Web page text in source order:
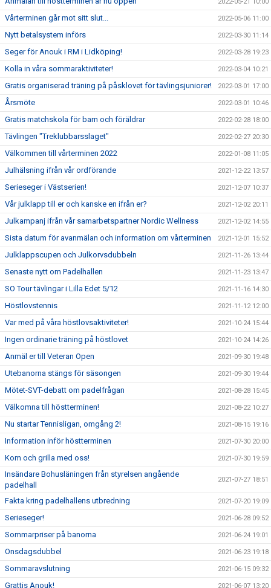
Vårterminen går mot sitt slut... 2022-05-06 11:00
Nytt betalsystem införs 2022-03-30 11:14
Seger för Anouk i RM i Lidköping! 2022-03-28 19:23
Kolla in våra sommaraktiviteter! 2022-03-04 10:21
Gratis organiserad träning på påsklovet för tävlingsjuniorer! 2022-03-01 17:00
Årsmöte 2022-03-01 10:46
Gratis matchskola för barn och föräldrar 2022-02-28 18:00
Tävlingen "Treklubbarsslaget" 2022-02-27 20:30
Välkommen till vårterminen 2022 2022-01-08 11:05
Julhälsning ifrån vår ordförande 2021-12-22 13:57
Serieseger i Västserien! 2021-12-07 10:37
Vår julklapp till er och kanske en ifrån er? 2021-12-02 20:11
Julkampanj ifrån vår samarbetspartner Nordic Wellness 2021-12-02 14:55
Sista datum för avanmälan och information om vårterminen 2021-12-01 15:52
Julklappscupen och Julkorvsdubbeln 2021-11-26 13:44
Senaste nytt om Padelhallen 2021-11-23 13:47
SO Tour tävlingar i Lilla Edet 5/12 2021-11-16 14:30
Höstlovstennis 2021-11-12 12:00
Var med på våra höstlovsaktiviteter! 2021-10-24 15:44
Ingen ordinarie träning på höstlovet 2021-10-24 14:26
Anmäl er till Veteran Open 2021-09-30 19:48
Utebanorna stängs för säsongen 2021-09-30 19:44
Mötet-SVT-debatt om padelfrågan 2021-08-28 15:45
Välkomna till höstterminen! 2021-08-22 10:27
Nu startar Tennisligan, omgång 2! 2021-08-15 19:16
Information inför höstterminen 2021-07-30 20:00
Kom och grilla med oss! 2021-07-30 19:59
Insändare Bohusläningen från styrelsen angående
padelhall
2021-07-27 18:51
Fakta kring padelhallens utbredning 2021-07-20 19:09
Serieseger! 2021-06-28 09:52
Sommarpriser på banorna 2021-06-24 19:01
Onsdagsdubbel 2021-06-23 19:18
Sommaravslutning 2021-06-15 09:32
Grattis Anouk! 2021-06-07 13:20